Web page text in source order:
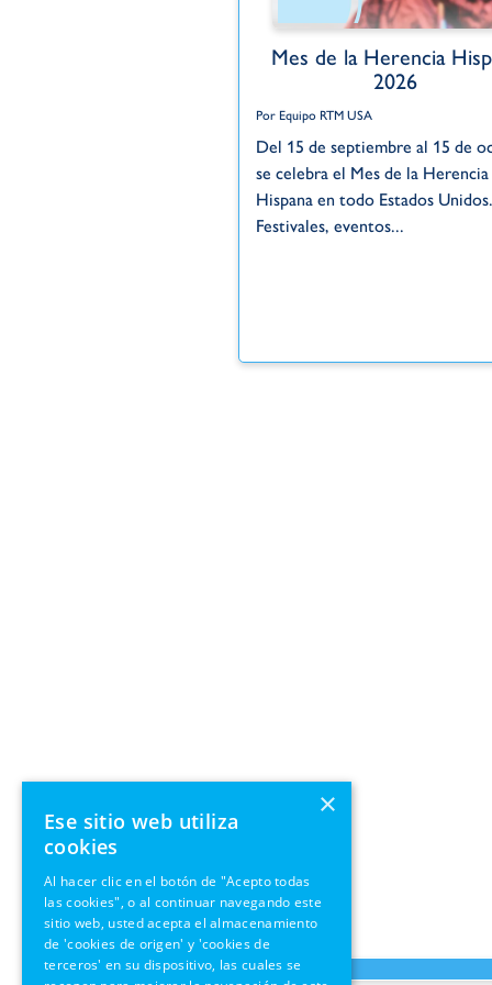
Mes de la Herencia
2026
Por Equipo RTM USA
Del 15 de septiembre al 15 de
se celebra el Mes de la Herencia
Hispana en todo Estados Unidos.
Festivales, eventos...
×
Ese sitio web utiliza
cookies
Al hacer clic en el botón de "Acepto todas
las cookies", o al continuar navegando este
sitio web, usted acepta el almacenamiento
de 'cookies de origen' y 'cookies de
terceros' en su dispositivo, las cuales se